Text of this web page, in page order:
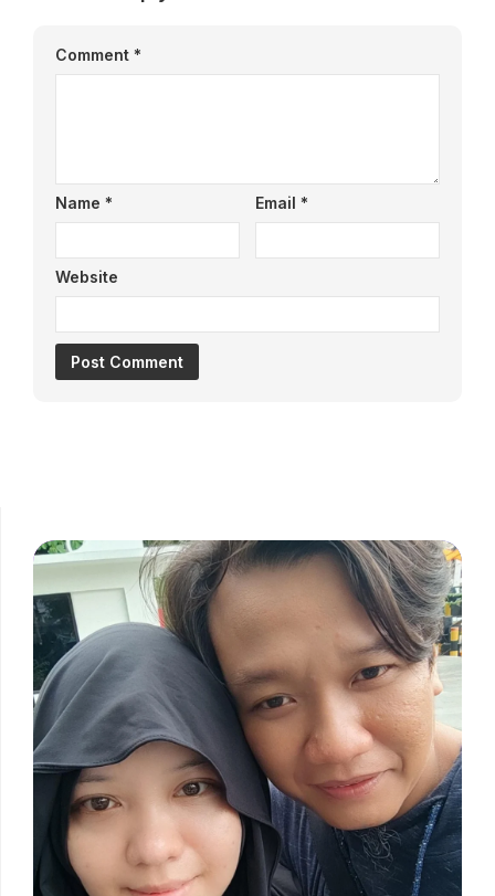
Comment *
Name * Email *
Website